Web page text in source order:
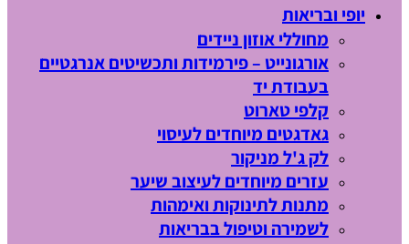
יופי ובריאות
מחוללי אוזון ניידים
אורגונייט – פירמידות ותכשיטים אנרגטיים
בעבודת יד
קלפי טארוט
גאדגטים מיוחדים לעיסוי
לק ג'ל מניקור
עזרים מיוחדים לעיצוב שיער
מתנות לתינוקות ואימהות
לשמירה וטיפול בבריאות